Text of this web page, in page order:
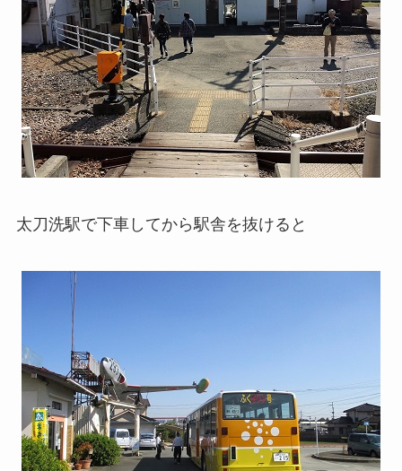
太刀洗駅で下車してから駅舎を抜けると